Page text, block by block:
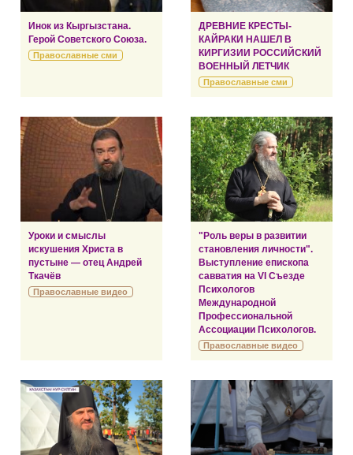
Инок из Кыргызстана.
Герой Советского Союза.
Православные сми
ДРЕВНИЕ КРЕСТЫ-
КАЙРАКИ НАШЕЛ В
КИРГИЗИИ РОССИЙСКИЙ
ВОЕННЫЙ ЛЕТЧИК
Православные сми
Уроки и смыслы
искушения Христа в
пустыне — отец Андрей
Ткачёв
Православные видео
"Роль веры в развитии
становления личности".
Выступление епископа
савватия на VI Съезде
Психологов
Международной
Профессиональной
Ассоциации Психологов.
Православные видео